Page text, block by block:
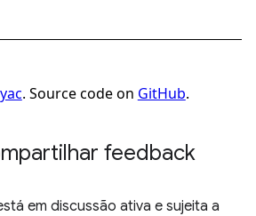
feedback
em discussão ativa e sujeita a